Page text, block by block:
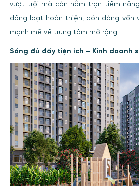
vượt trội mà còn nắm trọn tiềm
đồng loạt hoàn thiện, đón dòng vốn
mạnh mẽ về trung tâm mở rộng.
Sống đủ đầy tiện ích – Kinh doanh